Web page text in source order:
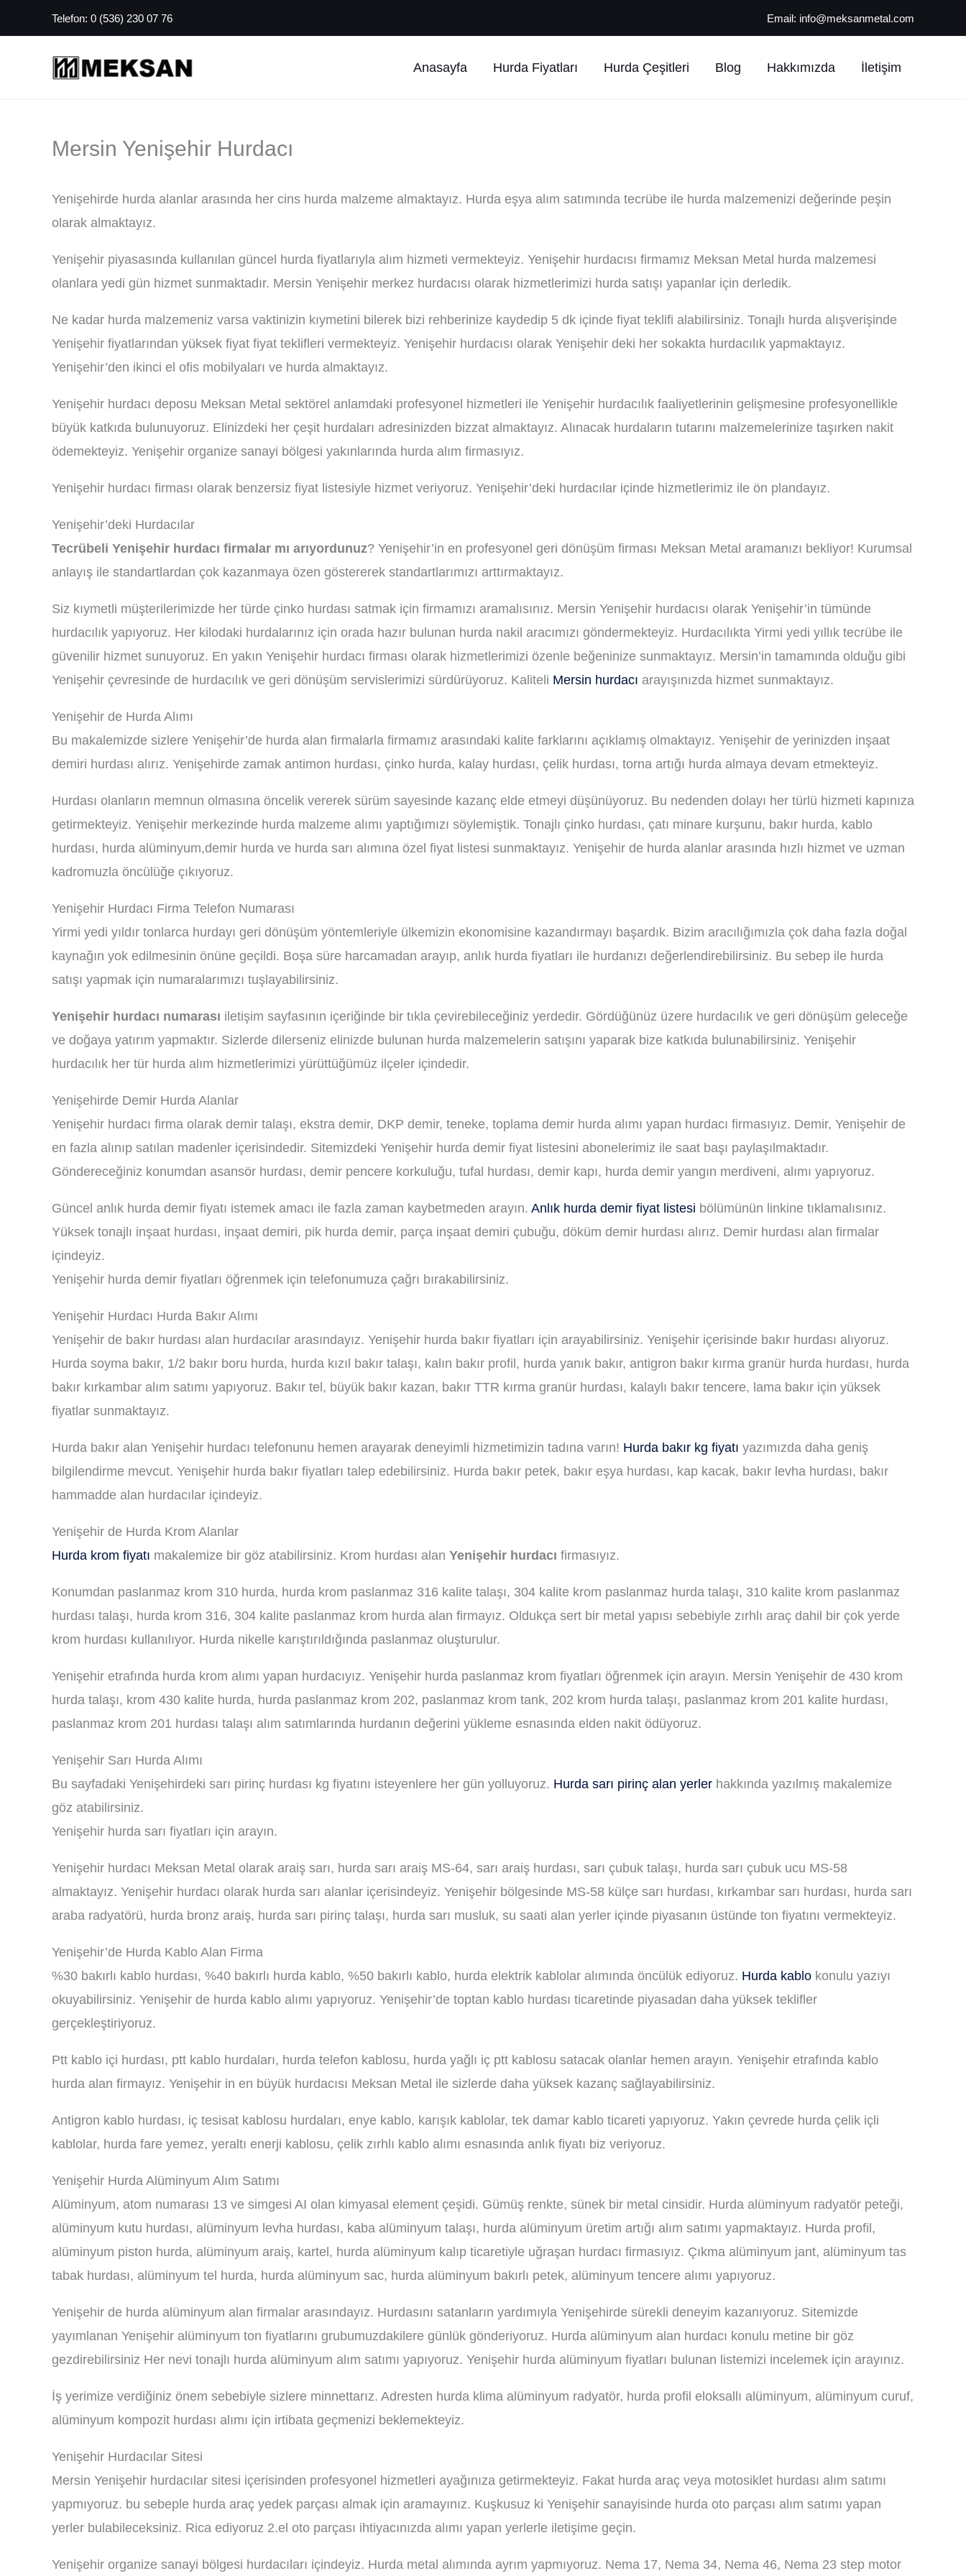
atla
Telefon: 0 (536) 230 07 76 Email: info@meksanmetal.com
Anasayfa Hurda Fiyatları Hurda Çeşitleri Blog Hakkımızda İletişim
Mersin Yenişehir Hurdacı
Yenişehirde hurda alanlar arasında her cins hurda malzeme almaktayız. Hurda eşya alım satımında tecrübe ile hurda malzemenizi değerinde peşin
olarak almaktayız.
Yenişehir piyasasında kullanılan güncel hurda fiyatlarıyla alım hizmeti vermekteyiz. Yenişehir hurdacısı firmamız Meksan Metal hurda malzemesi
olanlara yedi gün hizmet sunmaktadır. Mersin Yenişehir merkez hurdacısı olarak hizmetlerimizi hurda satışı yapanlar için derledik.
Ne kadar hurda malzemeniz varsa vaktinizin kıymetini bilerek bizi rehberinize kaydedip 5 dk içinde fiyat teklifi alabilirsiniz. Tonajlı hurda alışverişinde
Yenişehir fiyatlarından yüksek fiyat fiyat teklifleri vermekteyiz. Yenişehir hurdacısı olarak Yenişehir deki her sokakta hurdacılık yapmaktayız.
Yenişehir’den ikinci el ofis mobilyaları ve hurda almaktayız.
Yenişehir hurdacı deposu Meksan Metal sektörel anlamdaki profesyonel hizmetleri ile Yenişehir hurdacılık faaliyetlerinin gelişmesine profesyonellikle
büyük katkıda bulunuyoruz. Elinizdeki her çeşit hurdaları adresinizden bizzat almaktayız. Alınacak hurdaların tutarını malzemelerinize taşırken nakit
ödemekteyiz. Yenişehir organize sanayi bölgesi yakınlarında hurda alım firmasıyız.
Yenişehir hurdacı firması olarak benzersiz fiyat listesiyle hizmet veriyoruz. Yenişehir’deki hurdacılar içinde hizmetlerimiz ile ön plandayız.
Yenişehir’deki Hurdacılar
Tecrübeli Yenişehir hurdacı firmalar mı arıyordunuz? Yenişehir’in en profesyonel geri dönüşüm firması Meksan Metal aramanızı bekliyor! Kurumsal
anlayış ile standartlardan çok kazanmaya özen göstererek standartlarımızı arttırmaktayız.
Siz kıymetli müşterilerimizde her türde çinko hurdası satmak için firmamızı aramalısınız. Mersin Yenişehir hurdacısı olarak Yenişehir’in tümünde
hurdacılık yapıyoruz. Her kilodaki hurdalarınız için orada hazır bulunan hurda nakil aracımızı göndermekteyiz. Hurdacılıkta Yirmi yedi yıllık tecrübe ile
güvenilir hizmet sunuyoruz. En yakın Yenişehir hurdacı firması olarak hizmetlerimizi özenle beğeninize sunmaktayız. Mersin’in tamamında olduğu gibi
Yenişehir çevresinde de hurdacılık ve geri dönüşüm servislerimizi sürdürüyoruz. Kaliteli Mersin hurdacı arayışınızda hizmet sunmaktayız.
Yenişehir de Hurda Alımı
Bu makalemizde sizlere Yenişehir’de hurda alan firmalarla firmamız arasındaki kalite farklarını açıklamış olmaktayız. Yenişehir de yerinizden inşaat
demiri hurdası alırız. Yenişehirde zamak antimon hurdası, çinko hurda, kalay hurdası, çelik hurdası, torna artığı hurda almaya devam etmekteyiz.
Hurdası olanların memnun olmasına öncelik vererek sürüm sayesinde kazanç elde etmeyi düşünüyoruz. Bu nedenden dolayı her türlü hizmeti kapınıza
getirmekteyiz. Yenişehir merkezinde hurda malzeme alımı yaptığımızı söylemiştik. Tonajlı çinko hurdası, çatı minare kurşunu, bakır hurda, kablo
hurdası, hurda alüminyum,demir hurda ve hurda sarı alımına özel fiyat listesi sunmaktayız. Yenişehir de hurda alanlar arasında hızlı hizmet ve uzman
kadromuzla öncülüğe çıkıyoruz.
Yenişehir Hurdacı Firma Telefon Numarası
Yirmi yedi yıldır tonlarca hurdayı geri dönüşüm yöntemleriyle ülkemizin ekonomisine kazandırmayı başardık. Bizim aracılığımızla çok daha fazla doğal
kaynağın yok edilmesinin önüne geçildi. Boşa süre harcamadan arayıp, anlık hurda fiyatları ile hurdanızı değerlendirebilirsiniz. Bu sebep ile hurda
satışı yapmak için numaralarımızı tuşlayabilirsiniz.
Yenişehir hurdacı numarası iletişim sayfasının içeriğinde bir tıkla çevirebileceğiniz yerdedir. Gördüğünüz üzere hurdacılık ve geri dönüşüm geleceğe
ve doğaya yatırım yapmaktır. Sizlerde dilerseniz elinizde bulunan hurda malzemelerin satışını yaparak bize katkıda bulunabilirsiniz. Yenişehir
hurdacılık her tür hurda alım hizmetlerimizi yürüttüğümüz ilçeler içindedir.
Yenişehirde Demir Hurda Alanlar
Yenişehir hurdacı firma olarak demir talaşı, ekstra demir, DKP demir, teneke, toplama demir hurda alımı yapan hurdacı firmasıyız. Demir, Yenişehir de
en fazla alınıp satılan madenler içerisindedir. Sitemizdeki Yenişehir hurda demir fiyat listesini abonelerimiz ile saat başı paylaşılmaktadır.
Göndereceğiniz konumdan asansör hurdası, demir pencere korkuluğu, tufal hurdası, demir kapı, hurda demir yangın merdiveni, alımı yapıyoruz.
Güncel anlık hurda demir fiyatı istemek amacı ile fazla zaman kaybetmeden arayın. Anlık hurda demir fiyat listesi bölümünün linkine tıklamalısınız.
Yüksek tonajlı inşaat hurdası, inşaat demiri, pik hurda demir, parça inşaat demiri çubuğu, döküm demir hurdası alırız. Demir hurdası alan firmalar
içindeyiz.
Yenişehir hurda demir fiyatları öğrenmek için telefonumuza çağrı bırakabilirsiniz.
Yenişehir Hurdacı Hurda Bakır Alımı
Yenişehir de bakır hurdası alan hurdacılar arasındayız. Yenişehir hurda bakır fiyatları için arayabilirsiniz. Yenişehir içerisinde bakır hurdası alıyoruz.
Hurda soyma bakır, 1/2 bakır boru hurda, hurda kızıl bakır talaşı, kalın bakır profil, hurda yanık bakır, antigron bakır kırma granür hurda hurdası, hurda
bakır kırkambar alım satımı yapıyoruz. Bakır tel, büyük bakır kazan, bakır TTR kırma granür hurdası, kalaylı bakır tencere, lama bakır için yüksek
fiyatlar sunmaktayız.
Hurda bakır alan Yenişehir hurdacı telefonunu hemen arayarak deneyimli hizmetimizin tadına varın! Hurda bakır kg fiyatı yazımızda daha geniş
bilgilendirme mevcut. Yenişehir hurda bakır fiyatları talep edebilirsiniz. Hurda bakır petek, bakır eşya hurdası, kap kacak, bakır levha hurdası, bakır
hammadde alan hurdacılar içindeyiz.
Yenişehir de Hurda Krom Alanlar
Hurda krom fiyatı makalemize bir göz atabilirsiniz. Krom hurdası alan Yenişehir hurdacı firmasıyız.
Konumdan paslanmaz krom 310 hurda, hurda krom paslanmaz 316 kalite talaşı, 304 kalite krom paslanmaz hurda talaşı, 310 kalite krom paslanmaz
hurdası talaşı, hurda krom 316, 304 kalite paslanmaz krom hurda alan firmayız. Oldukça sert bir metal yapısı sebebiyle zırhlı araç dahil bir çok yerde
krom hurdası kullanılıyor. Hurda nikelle karıştırıldığında paslanmaz oluşturulur.
Yenişehir etrafında hurda krom alımı yapan hurdacıyız. Yenişehir hurda paslanmaz krom fiyatları öğrenmek için arayın. Mersin Yenişehir de 430 krom
hurda talaşı, krom 430 kalite hurda, hurda paslanmaz krom 202, paslanmaz krom tank, 202 krom hurda talaşı, paslanmaz krom 201 kalite hurdası,
paslanmaz krom 201 hurdası talaşı alım satımlarında hurdanın değerini yükleme esnasında elden nakit ödüyoruz.
Yenişehir Sarı Hurda Alımı
Bu sayfadaki Yenişehirdeki sarı pirinç hurdası kg fiyatını isteyenlere her gün yolluyoruz. Hurda sarı pirinç alan yerler hakkında yazılmış makalemize
göz atabilirsiniz.
Yenişehir hurda sarı fiyatları için arayın.
Yenişehir hurdacı Meksan Metal olarak araiş sarı, hurda sarı araiş MS-64, sarı araiş hurdası, sarı çubuk talaşı, hurda sarı çubuk ucu MS-58
almaktayız. Yenişehir hurdacı olarak hurda sarı alanlar içerisindeyiz. Yenişehir bölgesinde MS-58 külçe sarı hurdası, kırkambar sarı hurdası, hurda sarı
araba radyatörü, hurda bronz araiş, hurda sarı pirinç talaşı, hurda sarı musluk, su saati alan yerler içinde piyasanın üstünde ton fiyatını vermekteyiz.
Yenişehir’de Hurda Kablo Alan Firma
%30 bakırlı kablo hurdası, %40 bakırlı hurda kablo, %50 bakırlı kablo, hurda elektrik kablolar alımında öncülük ediyoruz. Hurda kablo konulu yazıyı
okuyabilirsiniz. Yenişehir de hurda kablo alımı yapıyoruz. Yenişehir’de toptan kablo hurdası ticaretinde piyasadan daha yüksek teklifler
gerçekleştiriyoruz.
Ptt kablo içi hurdası, ptt kablo hurdaları, hurda telefon kablosu, hurda yağlı iç ptt kablosu satacak olanlar hemen arayın. Yenişehir etrafında kablo
hurda alan firmayız. Yenişehir in en büyük hurdacısı Meksan Metal ile sizlerde daha yüksek kazanç sağlayabilirsiniz.
Antigron kablo hurdası, iç tesisat kablosu hurdaları, enye kablo, karışık kablolar, tek damar kablo ticareti yapıyoruz. Yakın çevrede hurda çelik içli
kablolar, hurda fare yemez, yeraltı enerji kablosu, çelik zırhlı kablo alımı esnasında anlık fiyatı biz veriyoruz.
Yenişehir Hurda Alüminyum Alım Satımı
Alüminyum, atom numarası 13 ve simgesi AI olan kimyasal element çeşidi. Gümüş renkte, sünek bir metal cinsidir. Hurda alüminyum radyatör peteği,
alüminyum kutu hurdası, alüminyum levha hurdası, kaba alüminyum talaşı, hurda alüminyum üretim artığı alım satımı yapmaktayız. Hurda profil,
alüminyum piston hurda, alüminyum araiş, kartel, hurda alüminyum kalıp ticaretiyle uğraşan hurdacı firmasıyız. Çıkma alüminyum jant, alüminyum tas
tabak hurdası, alüminyum tel hurda, hurda alüminyum sac, hurda alüminyum bakırlı petek, alüminyum tencere alımı yapıyoruz.
Yenişehir de hurda alüminyum alan firmalar arasındayız. Hurdasını satanların yardımıyla Yenişehirde sürekli deneyim kazanıyoruz. Sitemizde
yayımlanan Yenişehir alüminyum ton fiyatlarını grubumuzdakilere günlük gönderiyoruz. Hurda alüminyum alan hurdacı konulu metine bir göz
gezdirebilirsiniz Her nevi tonajlı hurda alüminyum alım satımı yapıyoruz. Yenişehir hurda alüminyum fiyatları bulunan listemizi incelemek için arayınız.
İş yerimize verdiğiniz önem sebebiyle sizlere minnettarız. Adresten hurda klima alüminyum radyatör, hurda profil eloksallı alüminyum, alüminyum curuf,
alüminyum kompozit hurdası alımı için irtibata geçmenizi beklemekteyiz.
Yenişehir Hurdacılar Sitesi
Mersin Yenişehir hurdacılar sitesi içerisinden profesyonel hizmetleri ayağınıza getirmekteyiz. Fakat hurda araç veya motosiklet hurdası alım satımı
yapmıyoruz. bu sebeple hurda araç yedek parçası almak için aramayınız. Kuşkusuz ki Yenişehir sanayisinde hurda oto parçası alım satımı yapan
yerler bulabileceksiniz. Rica ediyoruz 2.el oto parçası ihtiyacınızda alımı yapan yerlerle iletişime geçin.
Yenişehir organize sanayi bölgesi hurdacıları içindeyiz. Hurda metal alımında ayrım yapmıyoruz. Nema 17, Nema 34, Nema 46, Nema 23 step motor